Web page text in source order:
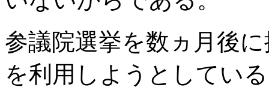
参議院選挙を数ヵ月後
を利用しようとしてい